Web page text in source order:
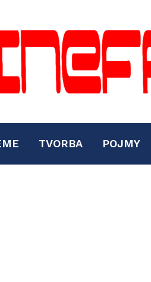
TVORBA POJMY